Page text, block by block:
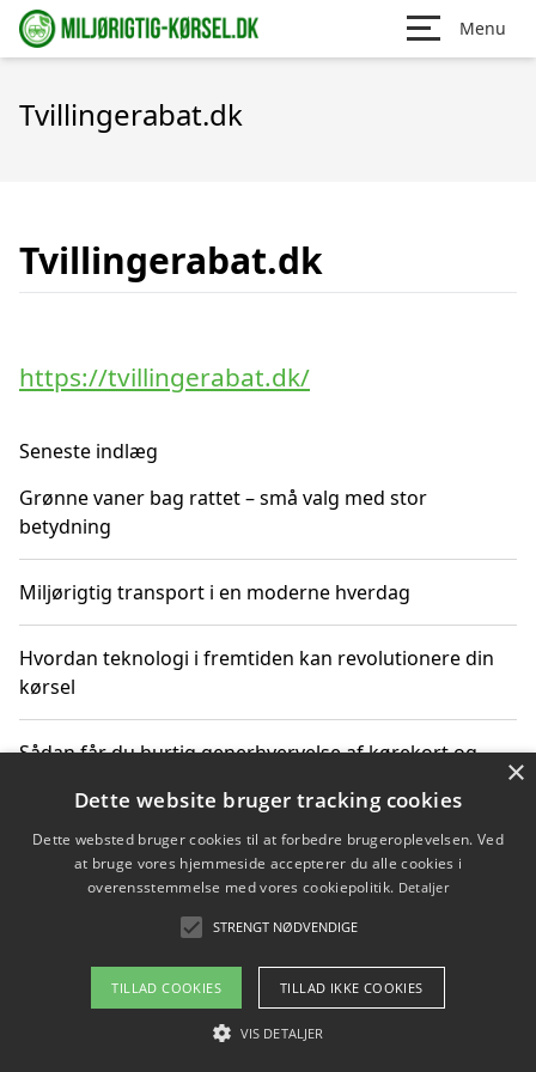
Menu
Tvillingerabat.dk
Tvillingerabat.dk
https://tvillingerabat.dk/
Seneste indlæg
Grønne vaner bag rattet – små valg med stor
betydning
Miljørigtig transport i en moderne hverdag
Hvordan teknologi i fremtiden kan revolutionere din
kørsel
Sådan får du hurtig generhvervelse af kørekort og
Sådan lærer du miljørigtig kørsel hos en køreskole i
Gentofte
Copyright 2026 - Pilanto Aps
Om / kontakt
×
Dette website bruger tracking cookies
Dette websted bruger cookies til at forbedre brugeroplevelsen. Ved
at bruge vores hjemmeside accepterer du alle cookies i
overensstemmelse med vores cookiepolitik. Detaljer
STRENGT NØDVENDIGE
TILLAD COOKIES TILLAD IKKE COOKIES
VIS DETALJER